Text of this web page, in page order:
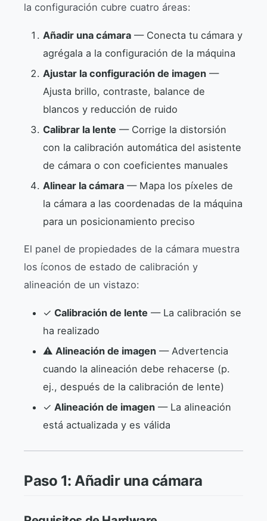
la configuración cubre cuatro áreas:
Añadir una cámara — Conecta tu cámara y
agrégala a la configuración de la máquina
Ajustar la configuración de imagen —
Ajusta brillo, contraste, balance de
blancos y reducción de ruido
Calibrar la lente — Corrige la distorsión
con la calibración automática del asistente
de cámara o con coeficientes manuales
Alinear la cámara — Mapa los píxeles de
la cámara a las coordenadas de la máquina
para un posicionamiento preciso
El panel de propiedades de la cámara muestra
los íconos de estado de calibración y
alineación de un vistazo:
✓ Calibración de lente — La calibración se
ha realizado
⚠ Alineación de imagen — Advertencia
cuando la alineación debe rehacerse (p.
ej., después de la calibración de lente)
✓ Alineación de imagen — La alineación
está actualizada y es válida
Paso 1: Añadir una cámara